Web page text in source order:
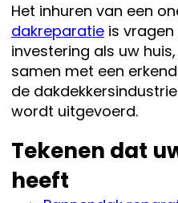
Het inhuren van een
dakreparatieis vragen
investering als uw
samen met een
de
wordt uitgevoerd.
Tekenen dat
heeft